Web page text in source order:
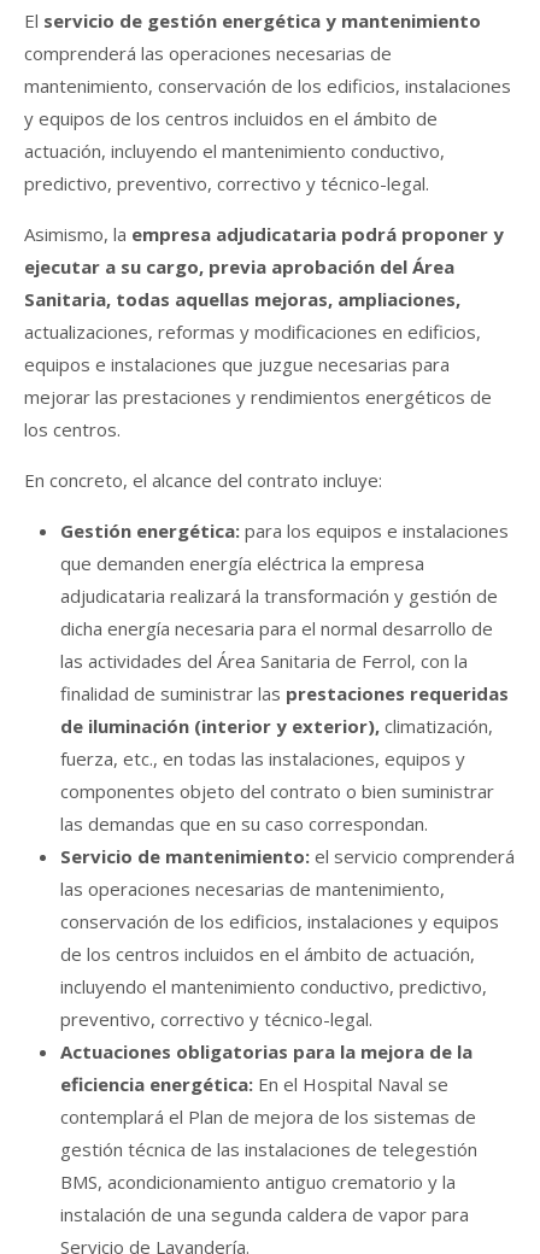
El servicio de gestión energética y mantenimiento
comprenderá las operaciones necesarias de
mantenimiento, conservación de los edificios, instalaciones
y equipos de los centros incluidos en el ámbito de
actuación, incluyendo el mantenimiento conductivo,
predictivo, preventivo, correctivo y técnico-legal.
Asimismo, la empresa adjudicataria podrá proponer y
ejecutar a su cargo, previa aprobación del Área
Sanitaria, todas aquellas mejoras, ampliaciones,
actualizaciones, reformas y modificaciones en edificios,
equipos e instalaciones que juzgue necesarias para
mejorar las prestaciones y rendimientos energéticos de
los centros.
En concreto, el alcance del contrato incluye:
Gestión energética: para los equipos e instalaciones
que demanden energía eléctrica la empresa
adjudicataria realizará la transformación y gestión de
dicha energía necesaria para el normal desarrollo de
las actividades del Área Sanitaria de Ferrol, con la
finalidad de suministrar las prestaciones requeridas
de iluminación (interior y exterior), climatización,
fuerza, etc., en todas las instalaciones, equipos y
componentes objeto del contrato o bien suministrar
las demandas que en su caso correspondan.
Servicio de mantenimiento: el servicio comprenderá
las operaciones necesarias de mantenimiento,
conservación de los edificios, instalaciones y equipos
de los centros incluidos en el ámbito de actuación,
incluyendo el mantenimiento conductivo, predictivo,
preventivo, correctivo y técnico-legal.
Actuaciones obligatorias para la mejora de la
eficiencia energética: En el Hospital Naval se
contemplará el Plan de mejora de los sistemas de
gestión técnica de las instalaciones de telegestión
BMS, acondicionamiento antiguo crematorio y la
instalación de una segunda caldera de vapor para
Servicio de Lavandería.